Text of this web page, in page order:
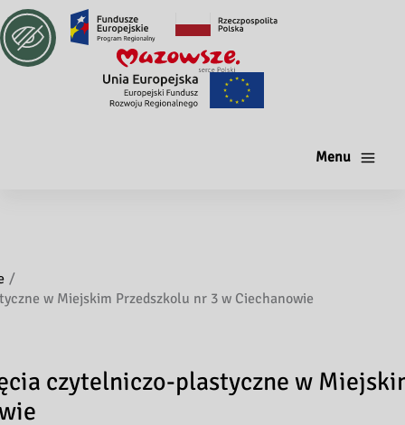
Menu
w Miejskim Przedszkolu nr 3 w Ciechanowie
czytelniczo-plastyczne w